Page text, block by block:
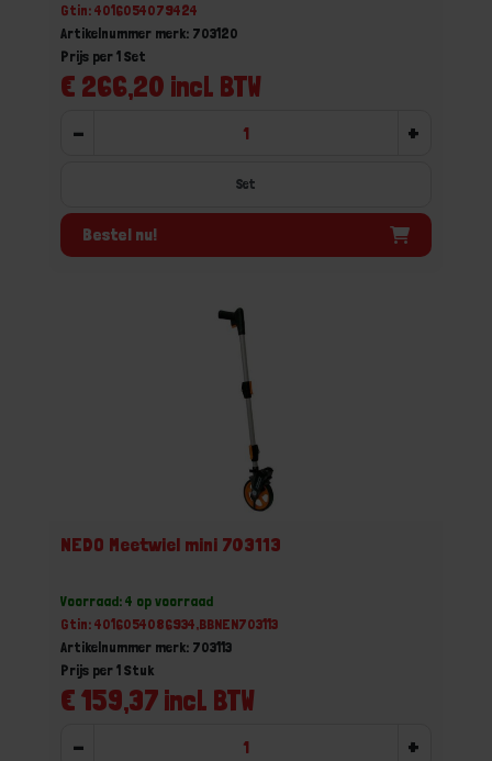
Gtin: 4016054079424
Artikelnummer merk: 703120
€ 266,20 incl. BTW
Prijs per 1 Set
- +
Set
Bestel nu!
NEDO Meetwiel mini 703113
Voorraad: 4 op voorraad
Gtin: 4016054086934,BBNEN703113
Artikelnummer merk: 703113
€ 159,37 incl. BTW
Prijs per 1 Stuk
- +